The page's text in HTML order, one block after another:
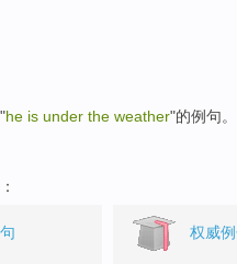
he is under the weather"的例句。
权威